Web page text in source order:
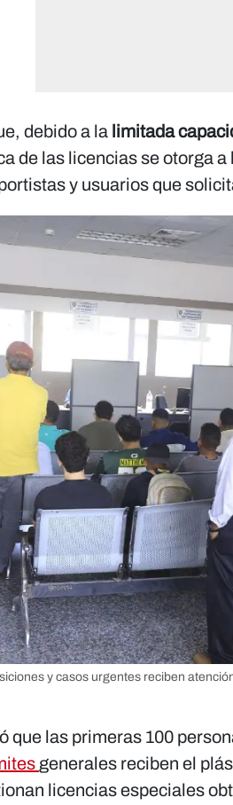
debido a la limitada
de las licencias se otorga
y usuarios que
y casos urgentes reciben
que las primeras 100
generales reciben el
licencias especiales